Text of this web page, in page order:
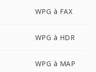
WPG à FAX
WPG à HDR
WPG à MAP